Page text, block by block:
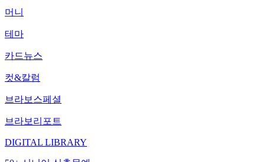
머니
테마
카드뉴스
컷&칼럼
브라보스페셜
브라보리포트
DIGITAL LIBRARY